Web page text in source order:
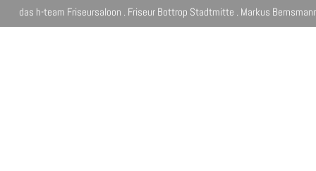
das h-team Friseursaloon . Friseur Bottrop Stadtmitte . Markus